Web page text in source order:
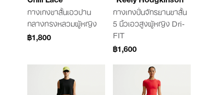
กางเกงขาสั้นเอวปาน
กลางทรงหลวมผู้หญิง
฿1,800
กางเกงปั่นจักรยานขาสั้น
5 นิ้วเอวสูงผู้หญิง Dri-
FIT
฿1,600